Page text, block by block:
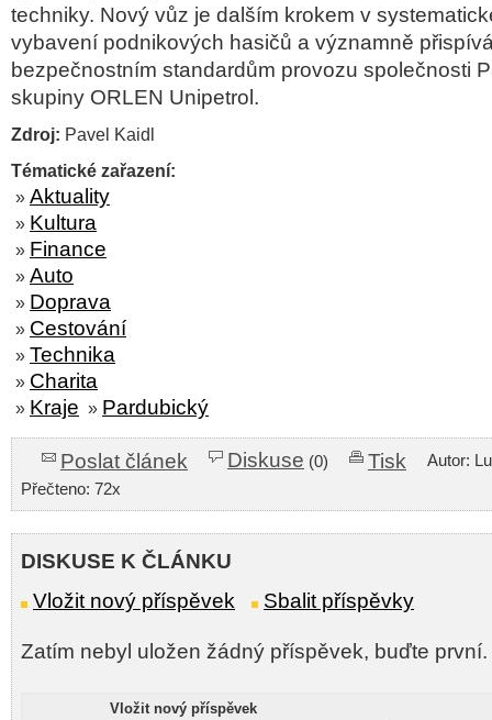
techniky. Nový vůz je dalším krokem v
vybavení podnikových hasičů a významně
bezpečnostním standardům provozu společnosti
skupiny ORLEN Unipetrol.
Zdroj: Pavel Kaidl
Tématické zařazení:
» Aktuality
» Kultura
» Finance
» Auto
» Doprava
» Cestování
» Technika
» Charita
» Kraje » Pardubický
Poslat článek Diskuse (0) Tisk
Autor:
Přečteno: 72x
DISKUSE K ČLÁNKU
Vložit nový příspěvek
Sbalit příspěvky
Zatím nebyl uložen žádný příspěvek, buďte první.
Vložit nový příspěvek